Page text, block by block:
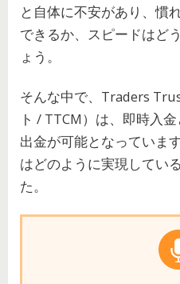
と自体に不安があり、慣
できるか、スピードはど
ょう。
そんな中で、Traders
ト / TTCM）は、即時入
出金が可能となっていま
はどのように実現してい
た。